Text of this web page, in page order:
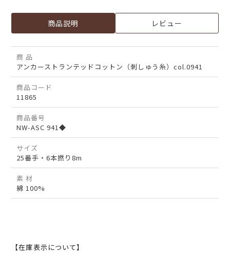
商品説明 レビュー
商 品
アンカーストランテッドコットン（刺しゅう糸）col.0941
商品コード
11865
商品番号
NW-ASC 941◆
サイズ
25番手・6本撚り8m
素 材
綿 100%
【在庫表示について】